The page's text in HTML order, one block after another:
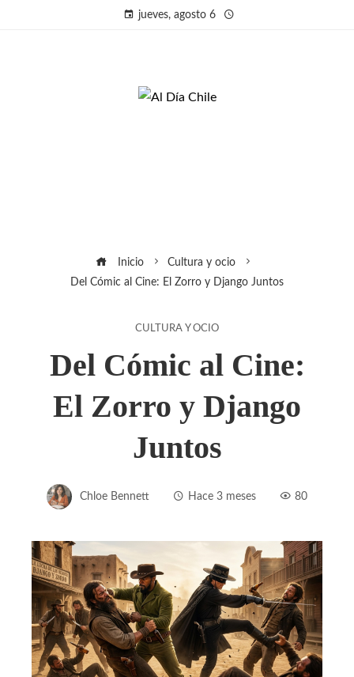
jueves, agosto 6
Inicio
Cultura y ocio
Del Cómic al Cine: El Zorro y Django Juntos
CULTURA Y OCIO
Del Cómic al Cine:
El Zorro y Django
Juntos
Chloe Bennett Hace 3 meses 80